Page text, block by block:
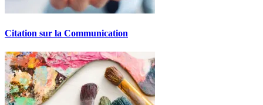
Citation sur la Communication